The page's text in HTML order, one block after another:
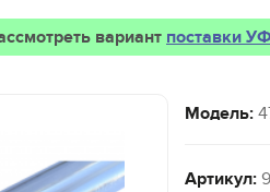
вариант поставки
Модель:
Артикул: